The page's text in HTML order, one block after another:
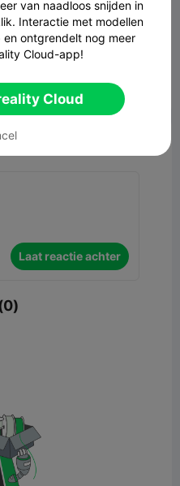
9 
Laat reactie achter
van naadloos snijden in
Interactie met modellen
ontgrendelt nog meer
Cloud-app!
Cloud